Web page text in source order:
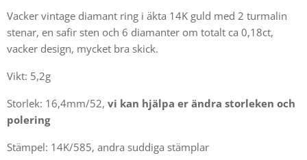
Vacker vintage diamant ring i äkta 14K guld med 2 turmalin
stenar, en safir sten och 6 diamanter om totalt ca 0,18ct,
vacker design, mycket bra skick.
Vikt: 5,2g
Storlek: 16,4mm/52, vi kan hjälpa er ändra storleken och
polering
Stämpel: 14K/585, andra suddiga stämplar